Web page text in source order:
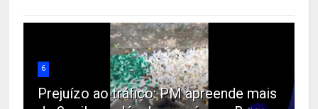
6
Prejuízo ao tráfico: PM apreende mais